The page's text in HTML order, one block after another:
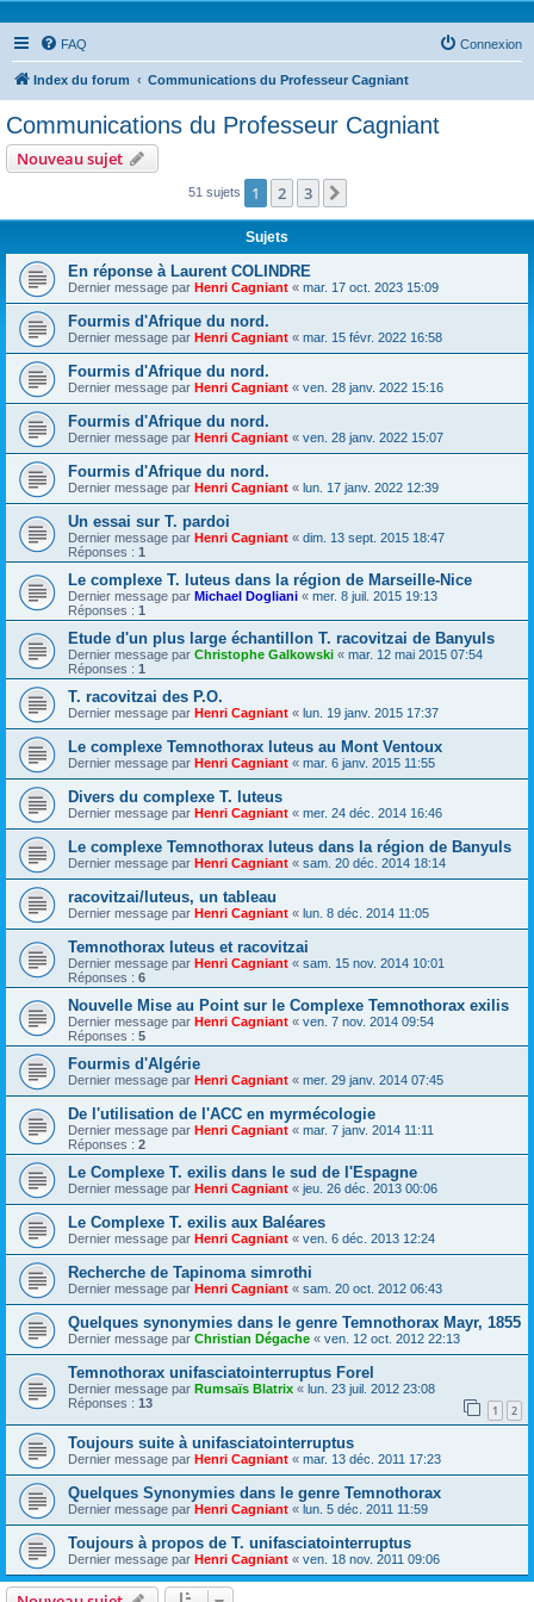
FAQ Connexion
Index du forum Communications du Professeur Cagniant
Communications du Professeur Cagniant
Nouveau sujet
51 sujets 1 2 3
Sujets
En réponse à Laurent COLINDRE
Dernier message par Henri Cagniant « mar. 17 oct. 2023 15:09
Fourmis d'Afrique du nord.
Dernier message par Henri Cagniant « mar. 15 févr. 2022 16:58
Fourmis d'Afrique du nord.
Dernier message par Henri Cagniant « ven. 28 janv. 2022 15:16
Fourmis d'Afrique du nord.
Dernier message par Henri Cagniant « ven. 28 janv. 2022 15:07
Fourmis d'Afrique du nord.
Dernier message par Henri Cagniant « lun. 17 janv. 2022 12:39
Un essai sur T. pardoi
Dernier message par Henri Cagniant « dim. 13 sept. 2015 18:47
Réponses : 1
Le complexe T. luteus dans la région de Marseille-Nice
Dernier message par Michael Dogliani « mer. 8 juil. 2015 19:13
Réponses : 1
Etude d'un plus large échantillon T. racovitzai de Banyuls
Dernier message par Christophe Galkowski « mar. 12 mai 2015 07:54
Réponses : 1
T. racovitzai des P.O.
Dernier message par Henri Cagniant « lun. 19 janv. 2015 17:37
Le complexe Temnothorax luteus au Mont Ventoux
Dernier message par Henri Cagniant « mar. 6 janv. 2015 11:55
Divers du complexe T. luteus
Dernier message par Henri Cagniant « mer. 24 déc. 2014 16:46
Le complexe Temnothorax luteus dans la région de Banyuls
Dernier message par Henri Cagniant « sam. 20 déc. 2014 18:14
racovitzai/luteus, un tableau
Dernier message par Henri Cagniant « lun. 8 déc. 2014 11:05
Temnothorax luteus et racovitzai
Dernier message par Henri Cagniant « sam. 15 nov. 2014 10:01
Réponses : 6
Nouvelle Mise au Point sur le Complexe Temnothorax exilis
Dernier message par Henri Cagniant « ven. 7 nov. 2014 09:54
Réponses : 5
Fourmis d'Algérie
Dernier message par Henri Cagniant « mer. 29 janv. 2014 07:45
De l'utilisation de l'ACC en myrmécologie
Dernier message par Henri Cagniant « mar. 7 janv. 2014 11:11
Réponses : 2
Le Complexe T. exilis dans le sud de l'Espagne
Dernier message par Henri Cagniant « jeu. 26 déc. 2013 00:06
Le Complexe T. exilis aux Baléares
Dernier message par Henri Cagniant « ven. 6 déc. 2013 12:24
Recherche de Tapinoma simrothi
Dernier message par Henri Cagniant « sam. 20 oct. 2012 06:43
Quelques synonymies dans le genre Temnothorax Mayr, 1855
Dernier message par Christian Dégache « ven. 12 oct. 2012 22:13
Temnothorax unifasciatointerruptus Forel
Dernier message par Rumsaïs Blatrix « lun. 23 juil. 2012 23:08
Réponses : 13 1 2
Toujours suite à unifasciatointerruptus
Dernier message par Henri Cagniant « mar. 13 déc. 2011 17:23
Quelques Synonymies dans le genre Temnothorax
Dernier message par Henri Cagniant « lun. 5 déc. 2011 11:59
Toujours à propos de T. unifasciatointerruptus
Dernier message par Henri Cagniant « ven. 18 nov. 2011 09:06